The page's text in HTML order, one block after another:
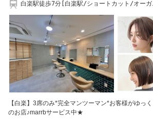
白楽駅徒歩7分[白楽駅/ショートカット/オー
【白楽】3席のみ*完全マンツーマン*お客様がゆっ
のお店♪marrbサービス中★